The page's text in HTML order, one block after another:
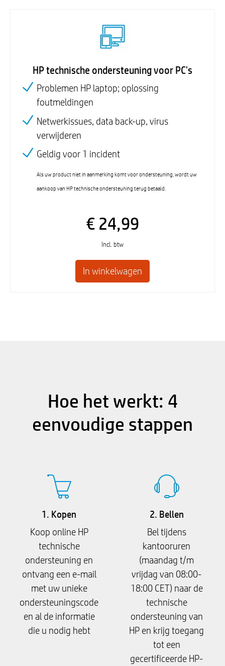
HP technische ondersteuning voor PC's
Problemen HP laptop; oplossing
foutmeldingen
Netwerkissues, data back-up, virus
verwijderen
Geldig voor 1 incident
Als uw product niet in aanmerking komt voor ondersteuning, wordt uw
aankoop van HP technische ondersteuning terug betaald.
€ 24,99
Incl. btw
Hoe het werkt: 4
eenvoudige stappen
1. Kopen
Koop online HP
technische
ondersteuning en
ontvang een e-mail
met uw unieke
ondersteuningscode
en al de informatie
die u nodig hebt
2. Bellen
Bel tijdens
kantooruren
(maandag t/m
vrijdag van 08:00-
18:00 CET) naar de
technische
ondersteuning van
HP en krijg toegang
tot een
gecertificeerde HP-